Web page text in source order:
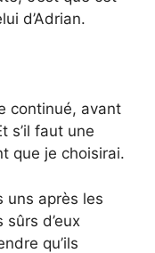
d’Adrian.
continué, avant
s’il faut une
que je choisirai.
uns après les
d’eux
qu’ils